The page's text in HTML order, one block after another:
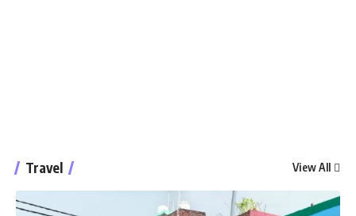
Travel View All